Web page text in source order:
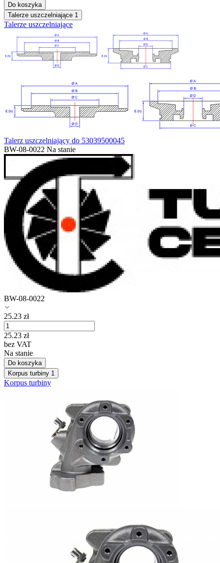
Do koszyka
Talerze uszczelniające 1
Talerze uszczelniające
Talerz uszczelniający do 53039500045
BW-08-0022 Na stanie
BW-08-0022
25.23 zł
25.23 zł
bez VAT
Na stanie
Do koszyka
Korpus turbiny 1
Korpus turbiny